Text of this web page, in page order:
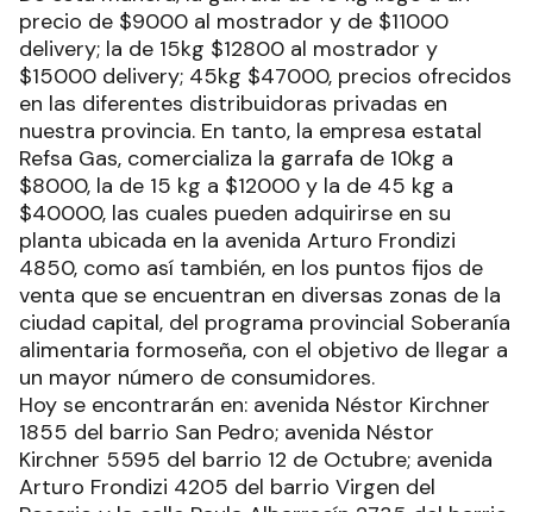
precio de $9000 al mostrador y de $11000
delivery; la de 15kg $12800 al mostrador y
$15000 delivery; 45kg $47000, precios ofrecidos
en las diferentes distribuidoras privadas en
nuestra provincia. En tanto, la empresa estatal
Refsa Gas, comercializa la garrafa de 10kg a
$8000, la de 15 kg a $12000 y la de 45 kg a
$40000, las cuales pueden adquirirse en su
planta ubicada en la avenida Arturo Frondizi
4850, como así también, en los puntos fijos de
venta que se encuentran en diversas zonas de la
ciudad capital, del programa provincial Soberanía
alimentaria formoseña, con el objetivo de llegar a
un mayor número de consumidores.
Hoy se encontrarán en: avenida Néstor Kirchner
1855 del barrio San Pedro; avenida Néstor
Kirchner 5595 del barrio 12 de Octubre; avenida
Arturo Frondizi 4205 del barrio Virgen del